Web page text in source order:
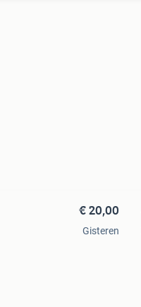
€ 20,00
Gisteren